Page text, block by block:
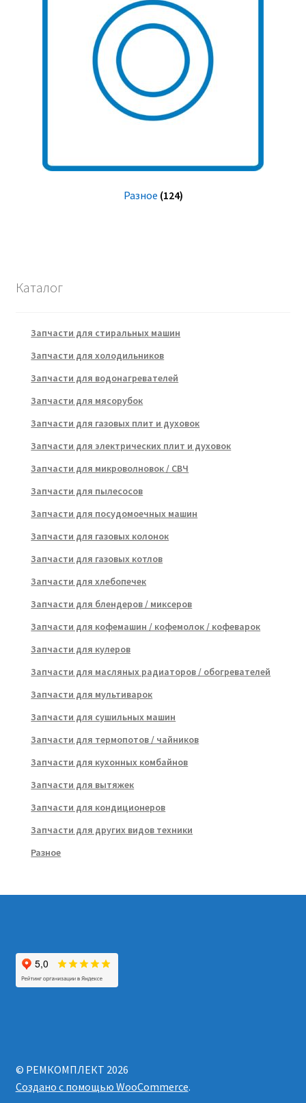
Разное (124)
Каталог
Запчасти для стиральных машин
Запчасти для холодильников
Запчасти для водонагревателей
Запчасти для мясорубок
Запчасти для газовых плит и духовок
Запчасти для электрических плит и духовок
Запчасти для микроволновок / СВЧ
Запчасти для пылесосов
Запчасти для посудомоечных машин
Запчасти для газовых колонок
Запчасти для газовых котлов
Запчасти для хлебопечек
Запчасти для блендеров / миксеров
Запчасти для кофемашин / кофемолок / кофеварок
Запчасти для кулеров
Запчасти для масляных радиаторов / обогревателей
Запчасти для мультиварок
Запчасти для сушильных машин
Запчасти для термопотов / чайников
Запчасти для кухонных комбайнов
Запчасти для вытяжек
Запчасти для кондиционеров
Запчасти для других видов техники
Разное
© РЕМКОМПЛЕКТ 2026
Создано с помощью WooCommerce.